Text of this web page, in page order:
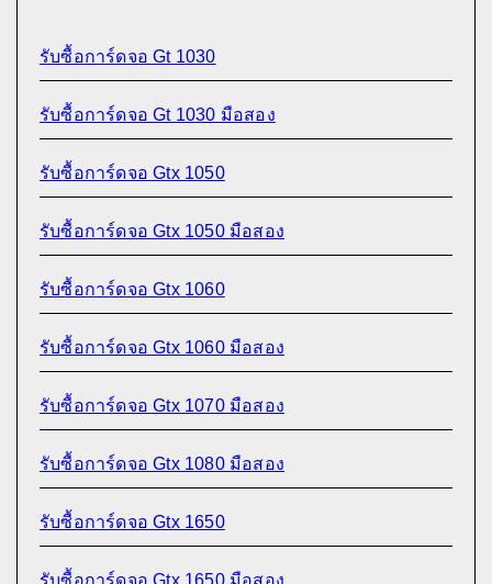
รับซื้อการ์ดจอ Gt 1030
รับซื้อการ์ดจอ Gt 1030 มือสอง
รับซื้อการ์ดจอ Gtx 1050
รับซื้อการ์ดจอ Gtx 1050 มือสอง
รับซื้อการ์ดจอ Gtx 1060
รับซื้อการ์ดจอ Gtx 1060 มือสอง
รับซื้อการ์ดจอ Gtx 1070 มือสอง
รับซื้อการ์ดจอ Gtx 1080 มือสอง
รับซื้อการ์ดจอ Gtx 1650
รับซื้อการ์ดจอ Gtx 1650 มือสอง